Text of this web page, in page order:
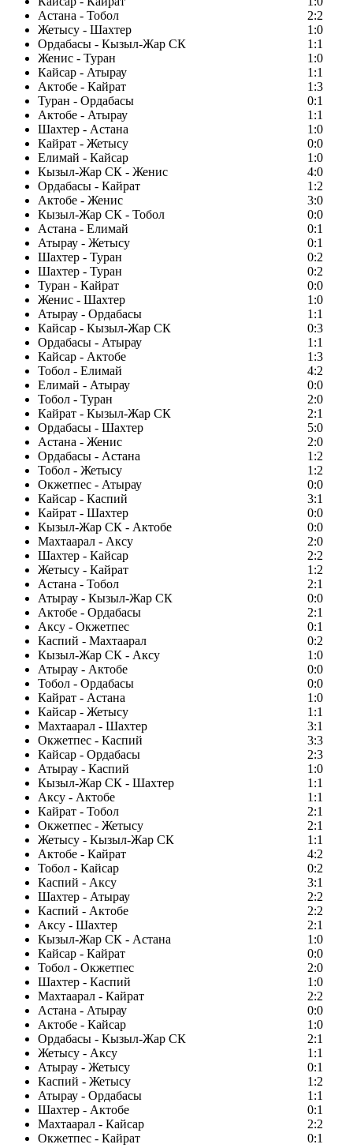
Астана - Тобол
2:2
Жетысу - Шахтер
1:0
Ордабасы - Кызыл-Жар СК
1:1
Женис - Туран
1:0
Кайсар - Атырау
1:1
Актобе - Кайрат
1:3
Туран - Ордабасы
0:1
Актобе - Атырау
1:1
Шахтер - Астана
1:0
Кайрат - Жетысу
0:0
Елимай - Кайсар
1:0
Кызыл-Жар СК - Женис
4:0
Ордабасы - Кайрат
1:2
Актобе - Женис
3:0
Кызыл-Жар СК - Тобол
0:0
Астана - Елимай
0:1
Атырау - Жетысу
0:1
Шахтер - Туран
0:2
Шахтер - Туран
0:2
Туран - Кайрат
0:0
Женис - Шахтер
1:0
Атырау - Ордабасы
1:1
Кайсар - Кызыл-Жар СК
0:3
Ордабасы - Атырау
1:1
Кайсар - Актобе
1:3
Тобол - Елимай
4:2
Елимай - Атырау
0:0
Тобол - Туран
2:0
Кайрат - Кызыл-Жар СК
2:1
Ордабасы - Шахтер
5:0
Астана - Женис
2:0
Ордабасы - Астана
1:2
Тобол - Жетысу
1:2
Окжетпес - Атырау
0:0
Кайсар - Каспий
3:1
Кайрат - Шахтер
0:0
Кызыл-Жар СК - Актобе
0:0
Махтаарал - Аксу
2:0
Шахтер - Кайсар
2:2
Жетысу - Кайрат
1:2
Астана - Тобол
2:1
Атырау - Кызыл-Жар СК
0:0
Актобе - Ордабасы
2:1
Аксу - Окжетпес
0:1
Каспий - Махтаарал
0:2
Кызыл-Жар СК - Аксу
1:0
Атырау - Актобе
0:0
Тобол - Ордабасы
0:0
Кайрат - Астана
1:0
Кайсар - Жетысу
1:1
Махтаарал - Шахтер
3:1
Окжетпес - Каспий
3:3
Кайсар - Ордабасы
2:3
Атырау - Каспий
1:0
Кызыл-Жар СК - Шахтер
1:1
Аксу - Актобе
1:1
Кайрат - Тобол
2:1
Окжетпес - Жетысу
2:1
Жетысу - Кызыл-Жар СК
1:1
Актобе - Кайрат
4:2
Тобол - Кайсар
0:2
Каспий - Аксу
3:1
Шахтер - Атырау
2:2
Каспий - Актобе
2:2
Аксу - Шахтер
2:1
Кызыл-Жар СК - Астана
1:0
Кайсар - Кайрат
0:0
Тобол - Окжетпес
2:0
Шахтер - Каспий
1:0
Махтаарал - Кайрат
2:2
Астана - Атырау
0:0
Актобе - Кайсар
1:0
Ордабасы - Кызыл-Жар СК
2:1
Жетысу - Аксу
1:1
Атырау - Жетысу
0:1
Каспий - Жетысу
1:2
Атырау - Ордабасы
1:1
Шахтер - Актобе
0:1
Махтаарал - Кайсар
2:2
Окжетпес - Кайрат
0:1